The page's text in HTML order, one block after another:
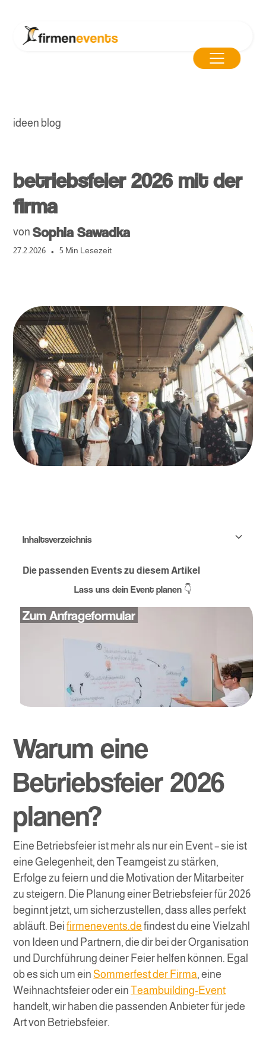
ideen blog
betriebsfeier 2026 mit der
firma
von Sophia Sawadka
27.2.2026 • 5 Min Lesezeit
Inhaltsverzeichnis
Warum eine Betriebsfeier 2026 planen?
Deine individuelle Betriebsfeier 2026
Tipps zur Gestaltung einer individuellen Betriebsfeier
Die perfekte Location für deine Betriebsfeier
Faktoren bei der Wahl der Location
Das passende Catering für deine Betriebsfeier
Catering-Optionen für jede Betriebsfeier
Die passenden Events zu diesem Artikel
Lass uns dein Event planen 👇
Zum Anfrageformular
Warum eine
Betriebsfeier 2026
planen?
Eine Betriebsfeier ist mehr als nur ein Event – sie ist
eine Gelegenheit, den Teamgeist zu stärken,
Erfolge zu feiern und die Motivation der Mitarbeiter
zu steigern. Die Planung einer Betriebsfeier für 2026
beginnt jetzt, um sicherzustellen, dass alles perfekt
abläuft. Beifirmenevents.de findest du eine Vielzahl
von Ideen und Partnern, die dir bei der Organisation
und Durchführung deiner Feier helfen können. Egal
ob es sich um ein Sommerfest der Firma, eine
Weihnachtsfeier oder einTeambuilding-Event
handelt, wir haben die passenden Anbieter für jede
Art von Betriebsfeier.